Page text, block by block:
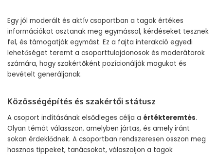
Egy jól moderált és aktív csoportban a tagok értékes
információkat osztanak meg egymással, kérdéseket tesznek
fel, és támogatják egymást. Ez a fajta interakció egyedi
lehetőséget teremt a csoporttulajdonosok és moderátorok
számára, hogy szakértőként pozícionálják magukat és
bevételt generáljanak.
Közösségépítés és szakértői státusz
A csoport indításának elsődleges célja a értékteremtés.
Olyan témát válasszon, amelyben jártas, és amely iránt
sokan érdeklődnek. A csoportban rendszeresen osszon meg
hasznos tippeket, tanácsokat, válaszoljon a tagok